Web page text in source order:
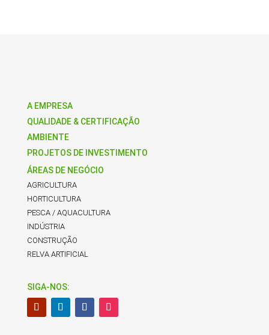
A EMPRESA
QUALIDADE & CERTIFICAÇÃO
AMBIENTE
PROJETOS DE INVESTIMENTO
ÁREAS DE NEGÓCIO
AGRICULTURA
HORTICULTURA
PESCA / AQUACULTURA
INDÚSTRIA
CONSTRUÇÃO
RELVA ARTIFICIAL
SIGA-NOS: